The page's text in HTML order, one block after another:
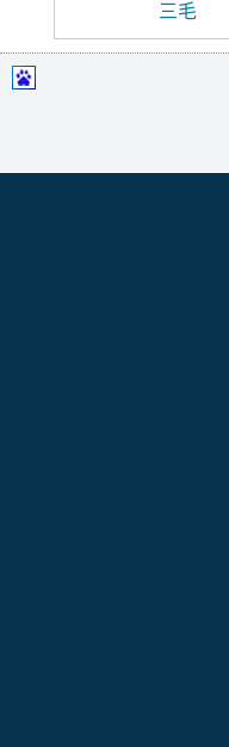
三毛